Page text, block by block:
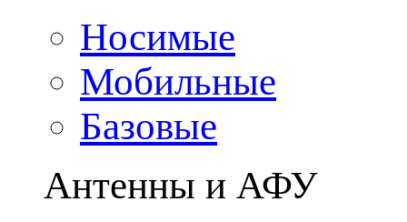
Носимые
Мобильные
Базовые
Антенны и АФУ